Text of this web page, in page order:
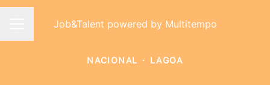
Menu de carreiras
Job&Talent powered by Multitempo
NACIONAL · LAGOA